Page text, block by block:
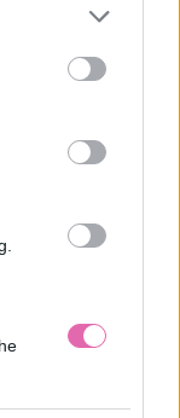
štýl podtrhne a
skladami,
Material:
70 cm, Dĺžka:
42: Pás:
68,5 cm
HODIŤ